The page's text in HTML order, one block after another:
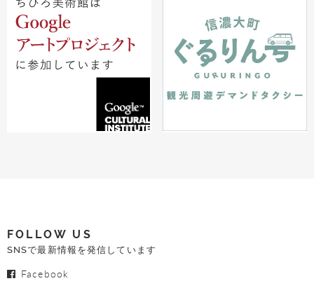
FOLLOW US
SNSで最新情報を発信しています
Facebook